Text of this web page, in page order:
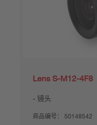
Lens S-M12-4F8
镜头
商品编号： 50148542